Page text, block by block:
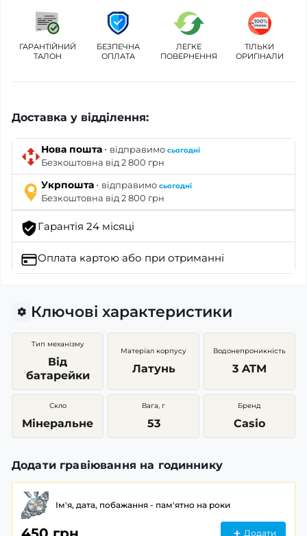
ГАРАНТІЙНИЙ
ТАЛОН
БЕЗПЕЧНА
ОПЛАТА
ЛЕГКЕ
ПОВЕРНЕННЯ
ТІЛЬКИ
ОРИГІНАЛИ
Доставка у відділення:
Нова пошта · відправимо сьогодні
Безкоштовна від 2 800 грн
Укрпошта · відправимо сьогодні
Безкоштовна від 2 800 грн
Гарантія 24 місяці
Оплата картою або при отриманні
Ключові характеристики
Тип механізму
Від
батарейки
Матеріал корпусу
Латунь
Водонепроникність
3 ATM
Скло
Мінеральне
Вага, г
53
Бренд
Casio
Додати гравіювання на годиннику
Ім'я, дата, побажання - пам'ятно на роки
Додати